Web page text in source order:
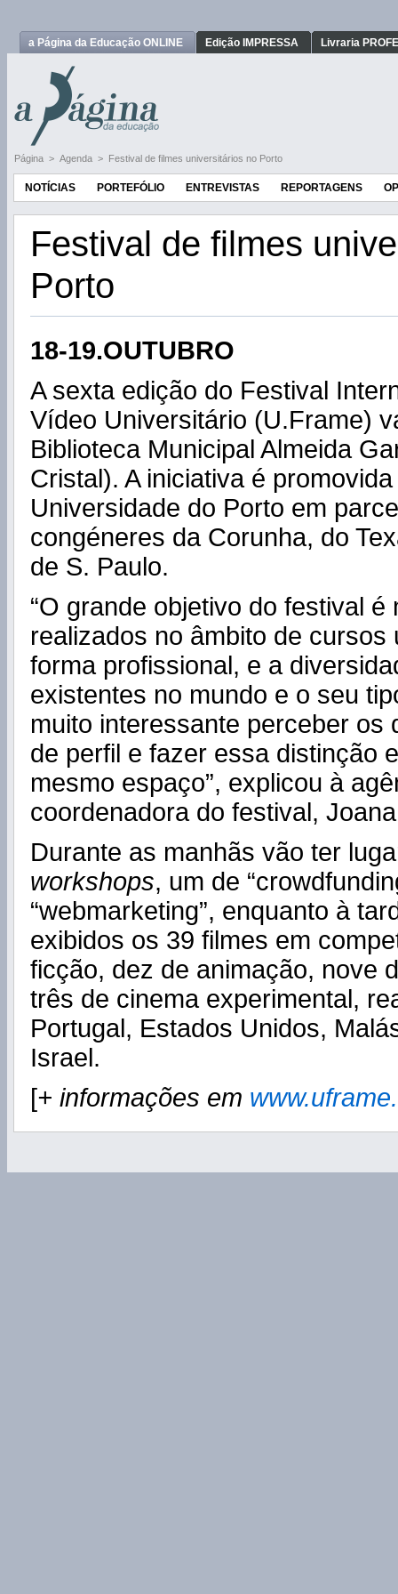
a Página da Educação ONLINE Edição IMPRESSA Livraria
Página > Agenda > Festival de filmes universitários no Porto
NOTÍCIAS PORTEFÓLIO ENTREVISTAS REPORTAGENS
Festival de filmes
Porto
18-19.OUTUBRO
A sexta edição do Festival
Vídeo Universitário (U.Frame)
Biblioteca Municipal Almeida
Cristal). A iniciativa é
Universidade do Porto em
congéneres da Corunha, do
de S. Paulo.
“O grande objetivo do festival é
realizados no âmbito de cursos
forma profissional, e a
existentes no mundo e o seu
muito interessante perceber os
de perfil e fazer essa distinção
mesmo espaço”, explicou à
coordenadora do festival,
Durante as manhãs vão ter
workshops, um de
“webmarketing”, enquanto à
exibidos os 39 filmes em
ficção, dez de animação, nove
três de cinema experimental,
Portugal, Estados Unidos,
Israel.
[+ informações em